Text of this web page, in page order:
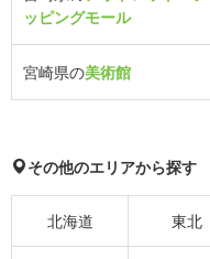
ッピングモール
宮崎県の美術館
その他のエリアから探す
北海道 東北